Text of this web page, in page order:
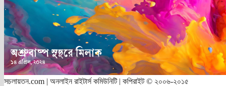
সচলায়তন.com | অনলাইন রাইটার্স কমিউনিটি | কপিরাইট © ২০০৬-২০১৫